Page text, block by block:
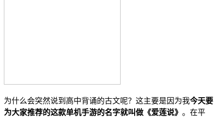
为什么会突然说到高中背诵的古文呢？这主要是因为我今天要
为大家推荐的这款单机手游的名字就叫做《爱莲说》 。在平